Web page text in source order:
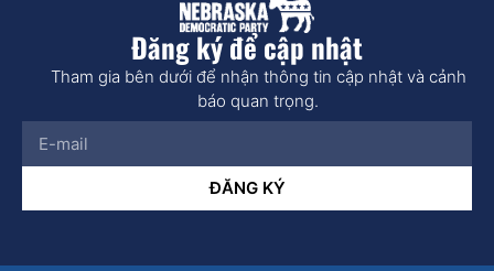
Đăng ký để cập nhật
Tham gia bên dưới để nhận thông tin cập nhật và cảnh
báo quan trọng.
ĐĂNG KÝ